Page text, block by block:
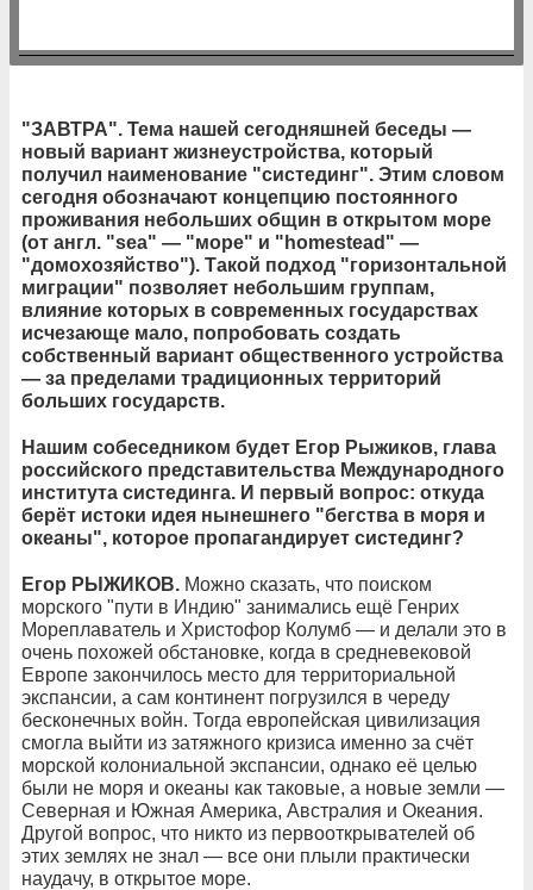
"ЗАВТРА". Тема нашей сегодняшней беседы —
новый вариант жизнеустройства, который
получил наименование "систединг". Этим словом
сегодня обозначают концепцию постоянного
проживания небольших общин в открытом море
(от англ. "sea" — "море" и "homеstead" —
"домохозяйство"). Такой подход "горизонтальной
миграции" позволяет небольшим группам,
влияние которых в современных государствах
исчезающе мало, попробовать создать
собственный вариант общественного устройства
— за пределами традиционных территорий
больших государств.
Нашим собеседником будет Егор Рыжиков, глава
российского представительства Международного
института систединга. И первый вопрос: откуда
берёт истоки идея нынешнего "бегства в моря и
океаны", которое пропагандирует систединг?
Егор РЫЖИКОВ. Можно сказать, что поиском
морского "пути в Индию" занимались ещё Генрих
Мореплаватель и Христофор Колумб — и делали это в
очень похожей обстановке, когда в средневековой
Европе закончилось место для территориальной
экспансии, а сам континент погрузился в череду
бесконечных войн. Тогда европейская цивилизация
смогла выйти из затяжного кризиса именно за счёт
морской колониальной экспансии, однако её целью
были не моря и океаны как таковые, а новые земли —
Северная и Южная Америка, Австралия и Океания.
Другой вопрос, что никто из первооткрывателей об
этих землях не знал — все они плыли практически
наудачу, в открытое море.